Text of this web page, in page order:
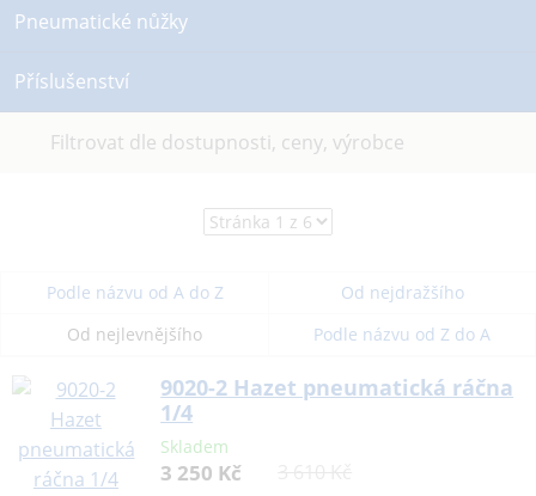
Pneumatické nůžky
Příslušenství
Filtrovat dle dostupnosti, ceny, výrobce
Podle názvu od A do Z
Od nejdražšího
Od nejlevnějšího
Podle názvu od Z do A
9020-2 Hazet pneumatická ráčna
1/4
Skladem
3 250 Kč